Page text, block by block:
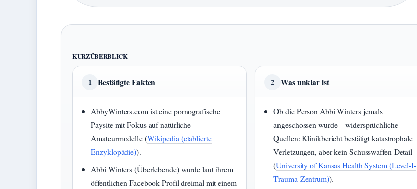
KURZÜBERBLICK
1 Bestätigte Fakten
AbbyWinters.com ist eine pornografische
Paysite mit Fokus auf natürliche
Amateurmodelle (Wikipedia (etablierte
Enzyklopädie)).
Abbi Winters (Überlebende) wurde laut ihrem
öffentlichen Facebook-Profil dreimal mit einem
2 Was unklar ist
Ob die Person Abbi Winters jemals
angeschossen wurde – widersprüchliche
Quellen: Klinikbericht bestätigt katastrophale
Verletzungen, aber kein Schusswaffen-Detail
(University of Kansas Health System (Level-I-
Trauma-Zentrum)).